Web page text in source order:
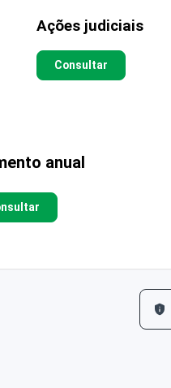
Ações judiciais
Consultar
anual